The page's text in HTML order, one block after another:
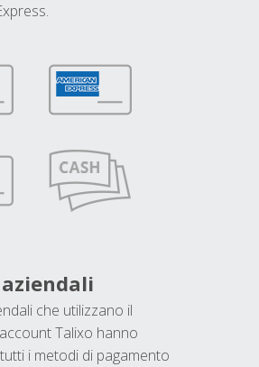
che utilizzano il
Talixo hanno
i metodi di pagamento